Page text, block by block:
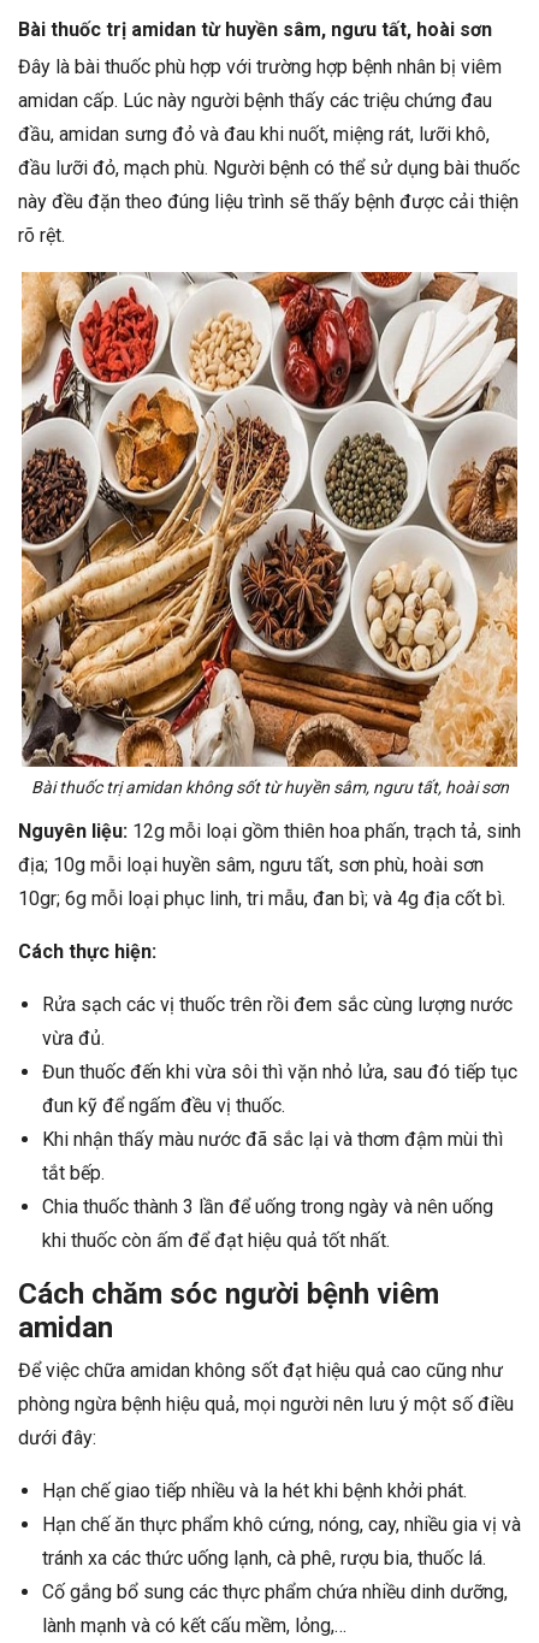
Bài thuốc trị amidan từ huyền sâm, ngưu tất, hoài sơn
Đây là bài thuốc phù hợp với trường hợp bệnh nhân bị viêm
amidan cấp. Lúc này người bệnh thấy các triệu chứng đau
đầu, amidan sưng đỏ và đau khi nuốt, miệng rát, lưỡi khô,
đầu lưỡi đỏ, mạch phù. Người bệnh có thể sử dụng bài thuốc
này đều đặn theo đúng liệu trình sẽ thấy bệnh được cải thiện
rõ rệt.
Bài thuốc trị amidan không sốt từ huyền sâm, ngưu tất, hoài sơn
Nguyên liệu: 12g mỗi loại gồm thiên hoa phấn, trạch tả, sinh
địa; 10g mỗi loại huyền sâm, ngưu tất, sơn phù, hoài sơn
10gr; 6g mỗi loại phục linh, tri mẫu, đan bì; và 4g địa cốt bì.
Cách thực hiện:
Rửa sạch các vị thuốc trên rồi đem sắc cùng lượng nước
vừa đủ.
Đun thuốc đến khi vừa sôi thì vặn nhỏ lửa, sau đó tiếp tục
đun kỹ để ngấm đều vị thuốc.
Khi nhận thấy màu nước đã sắc lại và thơm đậm mùi thì
tắt bếp.
Chia thuốc thành 3 lần để uống trong ngày và nên uống
khi thuốc còn ấm để đạt hiệu quả tốt nhất.
Cách chăm sóc người bệnh viêm
amidan
Để việc chữa amidan không sốt đạt hiệu quả cao cũng như
phòng ngừa bệnh hiệu quả, mọi người nên lưu ý một số điều
dưới đây:
Hạn chế giao tiếp nhiều và la hét khi bệnh khởi phát.
Hạn chế ăn thực phẩm khô cứng, nóng, cay, nhiều gia vị và
tránh xa các thức uống lạnh, cà phê, rượu bia, thuốc lá.
Cố gắng bổ sung các thực phẩm chứa nhiều dinh dưỡng,
lành mạnh và có kết cấu mềm, lỏng,…